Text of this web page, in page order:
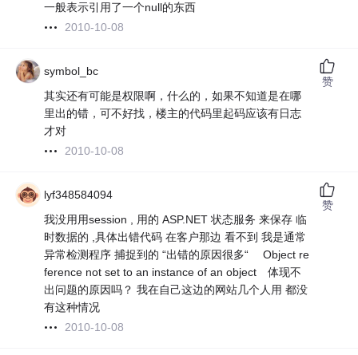
一般表示引用了一个null的东西
2010-10-08
symbol_bc
其实还有可能是权限啊，什么的，如果不知道是在哪
里出的错，可不好找，楼主的代码里起码应该有日志
才对
2010-10-08
赞
lyf348584094
我没用用session , 用的 ASP.NET 状态服务 来保存 临
时数据的 ,具体出错代码 在客户那边 看不到 我是通常
异常检测程序 捕捉到的 “出错的原因很多“ Object re
ference not set to an instance of an object 体现不
出问题的原因吗？ 我在自己这边的网站几个人用 都没
有这种情况
2010-10-08
赞